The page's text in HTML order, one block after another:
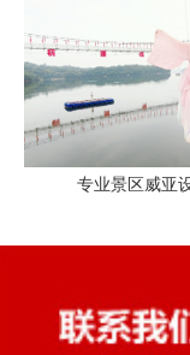
专业景区威亚